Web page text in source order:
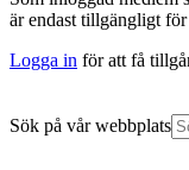
är endast tillgängligt för
Logga in för att få
Sök på vår webbplats